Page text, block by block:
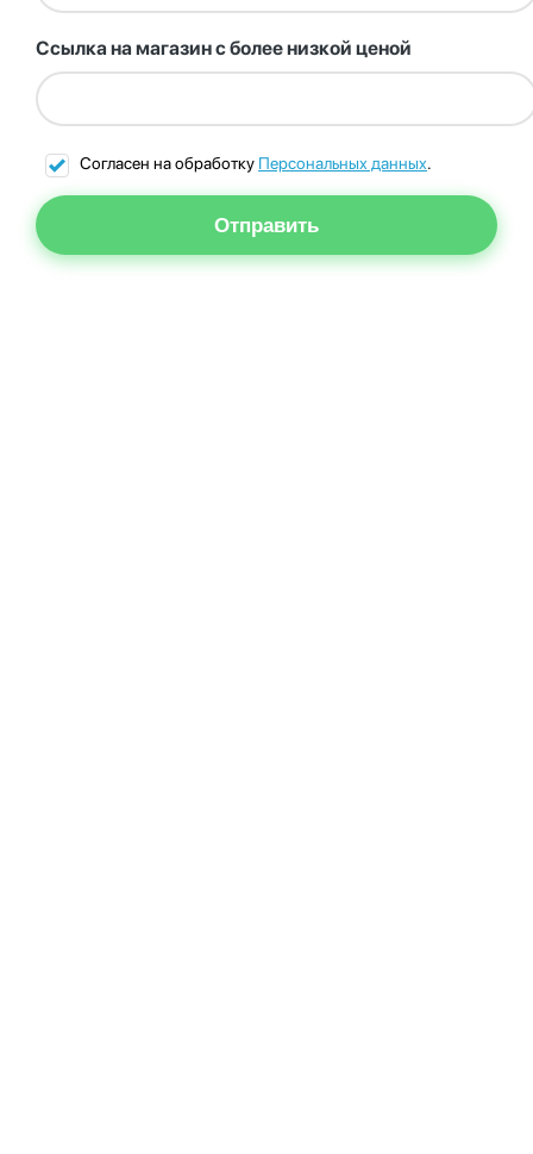
Ссылка на магазин с более низкой ценой
Согласен на обработку Персональных данных.
Отправить